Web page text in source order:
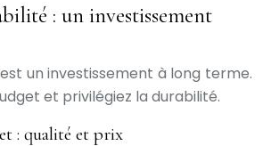
: un investissement
un investissement à long terme.
et privilégiez la durabilité.
: qualité et prix